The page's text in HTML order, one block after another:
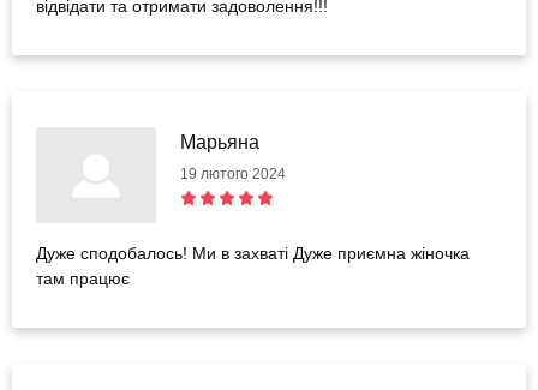
відвідати та отримати задоволення!!!
Марьяна
19 лютого 2024
Дуже сподобалось! Ми в захваті Дуже приємна жіночка
там працює